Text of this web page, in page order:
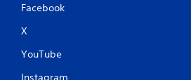
Facebook
X
YouTube
Instagram